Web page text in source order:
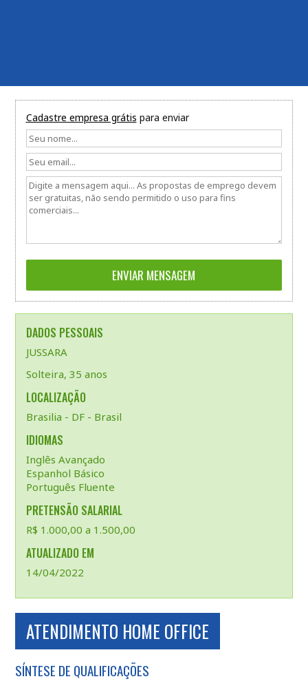
Cadastre empresa grátis para enviar
DADOS PESSOAIS
JUSSARA
Solteira, 35 anos
LOCALIZAÇÃO
Brasilia - DF - Brasil
IDIOMAS
Inglês Avançado
Espanhol Básico
Português Fluente
PRETENSÃO SALARIAL
R$ 1.000,00 a 1.500,00
ATUALIZADO EM
14/04/2022
ATENDIMENTO HOME OFFICE
SÍNTESE DE QUALIFICAÇÕES